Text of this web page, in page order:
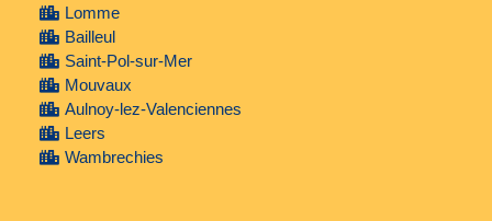
Lomme
Bailleul
Saint-Pol-sur-Mer
Mouvaux
Aulnoy-lez-Valenciennes
Leers
Wambrechies